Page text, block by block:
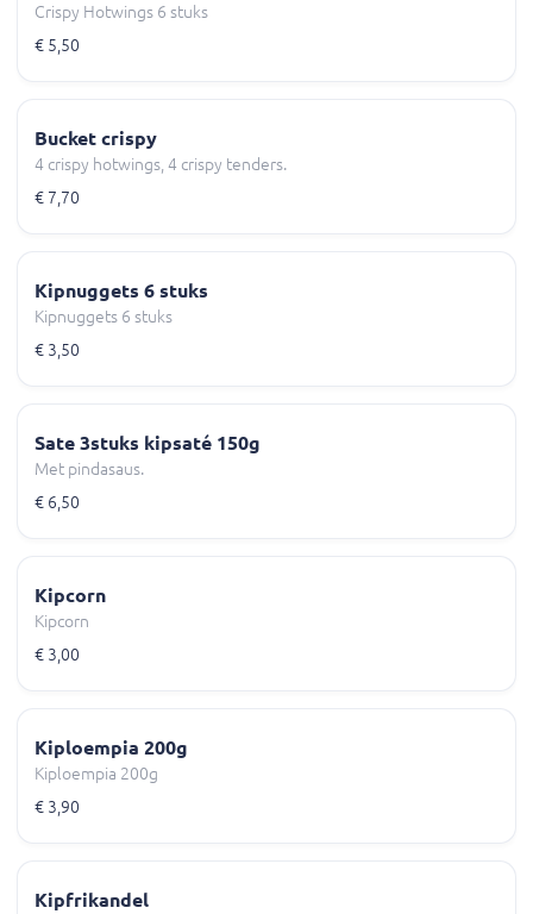
Crispy Hotwings 6 stuks
€ 5,50
Bucket crispy
4 crispy hotwings, 4 crispy tenders.
€ 7,70
Kipnuggets 6 stuks
Kipnuggets 6 stuks
€ 3,50
Sate 3stuks kipsaté 150g
Met pindasaus.
€ 6,50
Kipcorn
Kipcorn
€ 3,00
Kiploempia 200g
Kiploempia 200g
€ 3,90
Kipfrikandel